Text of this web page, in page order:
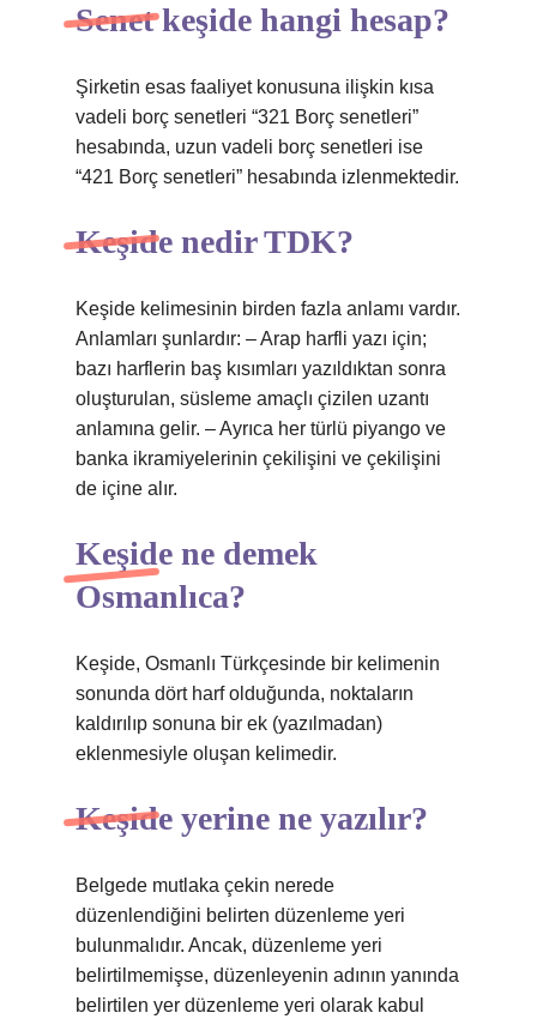
Senet keşide hangi hesap?
Şirketin esas faaliyet konusuna ilişkin kısa
vadeli borç senetleri “321 Borç senetleri”
hesabında, uzun vadeli borç senetleri ise
“421 Borç senetleri” hesabında izlenmektedir.
Keşide nedir TDK?
Keşide kelimesinin birden fazla anlamı vardır.
Anlamları şunlardır: – Arap harfli yazı için;
bazı harflerin baş kısımları yazıldıktan sonra
oluşturulan, süsleme amaçlı çizilen uzantı
anlamına gelir. – Ayrıca her türlü piyango ve
banka ikramiyelerinin çekilişini ve çekilişini
de içine alır.
Keşide ne demek
Osmanlıca?
Keşide, Osmanlı Türkçesinde bir kelimenin
sonunda dört harf olduğunda, noktaların
kaldırılıp sonuna bir ek (yazılmadan)
eklenmesiyle oluşan kelimedir.
Keşide yerine ne yazılır?
Belgede mutlaka çekin nerede
düzenlendiğini belirten düzenleme yeri
bulunmalıdır. Ancak, düzenleme yeri
belirtilmemişse, düzenleyenin adının yanında
belirtilen yer düzenleme yeri olarak kabul